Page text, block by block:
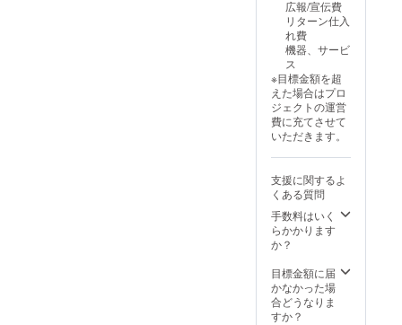
広報/宣伝費
リターン仕入
れ費
機器、サービ
ス
※目標金額を超
えた場合はプロ
ジェクトの運営
費に充てさせて
いただきます。
支援に関するよ
くある質問
手数料はいく
らかかります
か？
目標金額に届
かなかった場
合どうなりま
すか？